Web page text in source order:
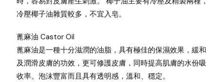
冷壓椰子油雜質較多，不宜入皂。
蓖麻油 Castor Oil
蓖麻油是一種十分滋潤的油脂，具有極佳的保濕效果，緩和
及潤滑皮膚的功效，更可修護皮膚，同時提高肌膚的水份吸
收率。泡沫豐富而且具有透明感，溫和、穩定。